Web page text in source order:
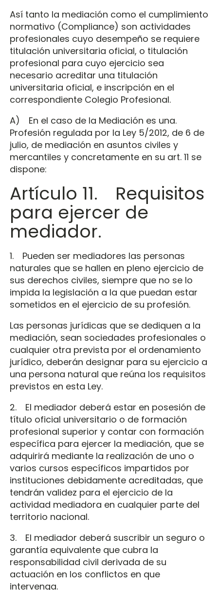
Así tanto la mediación como el cumplimiento
normativo (Compliance) son actividades
profesionales cuyo desempeño se requiere
titulación universitaria oficial, o titulación
profesional para cuyo ejercicio sea
necesario acreditar una titulación
universitaria oficial, e inscripción en el
correspondiente Colegio Profesional.
A) En el caso de la Mediación es una.
Profesión regulada por la Ley 5/2012, de 6 de
julio, de mediación en asuntos civiles y
mercantiles y concretamente en su art. 11 se
dispone:
Artículo 11. Requisitos
para ejercer de
mediador.
1. Pueden ser mediadores las personas
naturales que se hallen en pleno ejercicio de
sus derechos civiles, siempre que no se lo
impida la legislación a la que puedan estar
sometidos en el ejercicio de su profesión.
Las personas jurídicas que se dediquen a la
mediación, sean sociedades profesionales o
cualquier otra prevista por el ordenamiento
jurídico, deberán designar para su ejercicio a
una persona natural que reúna los requisitos
previstos en esta Ley.
2. El mediador deberá estar en posesión de
título oficial universitario o de formación
profesional superior y contar con formación
específica para ejercer la mediación, que se
adquirirá mediante la realización de uno o
varios cursos específicos impartidos por
instituciones debidamente acreditadas, que
tendrán validez para el ejercicio de la
actividad mediadora en cualquier parte del
territorio nacional.
3. El mediador deberá suscribir un seguro o
garantía equivalente que cubra la
responsabilidad civil derivada de su
actuación en los conflictos en que
intervenga.